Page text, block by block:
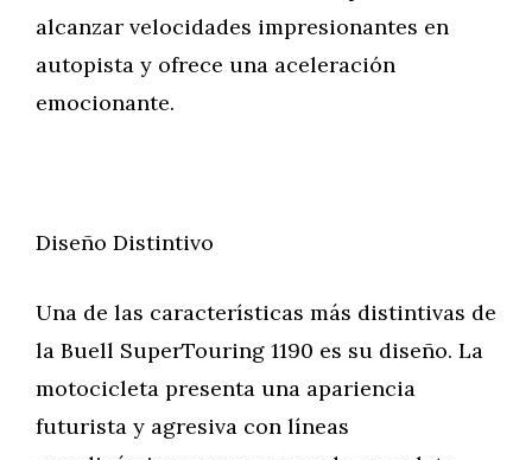
alcanzar velocidades impresionantes en
autopista y ofrece una aceleración
emocionante.
Diseño Distintivo
Una de las características más distintivas de
la Buell SuperTouring 1190 es su diseño. La
motocicleta presenta una apariencia
futurista y agresiva con líneas